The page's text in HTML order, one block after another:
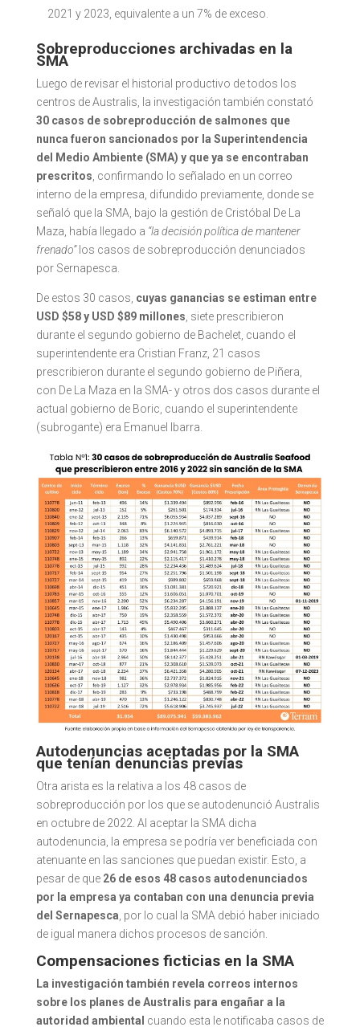
2021 y 2023, equivalente a un 7% de exceso.
Sobreproducciones archivadas en la
SMA
Luego de revisar el historial productivo de todos los
centros de Australis, la investigación también constató
30 casos de sobreproducción de salmones que
nunca fueron sancionados por la Superintendencia
del Medio Ambiente (SMA) y que ya se encontraban
prescritos , confirmando lo señalado en un correo
interno de la empresa, difundido previamente, donde se
señaló que la SMA, bajo la gestión de Cristóbal De La
Maza, había llegado a “la decisión política de mantener
frenado”los casos de sobreproducción denunciados
por Sernapesca.
De estos 30 casos, cuyas ganancias se estiman entre
USD $58 y USD $89 millones , siete prescribieron
durante el segundo gobierno de Bachelet, cuando el
superintendente era Cristian Franz, 21 casos
prescribieron durante el segundo gobierno de Piñera,
con De La Maza en la SMA- y otros dos casos durante el
actual gobierno de Boric, cuando el superintendente
(subrogante) era Emanuel Ibarra.
Autodenuncias aceptadas por la SMA
que tenían denuncias previas
Otra arista es la relativa a los 48 casos de
sobreproducción por los que se autodenunció Australis
en octubre de 2022. Al aceptar la SMA dicha
autodenuncia, la empresa se podría ver beneficiada con
atenuante en las sanciones que puedan existir. Esto, a
pesar de que 26 de esos 48 casos autodenunciados
por la empresa ya contaban con una denuncia previa
del Sernapesca, por lo cual la SMA debió haber iniciado
de igual manera dichos procesos de sanción.
Compensaciones ficticias en la SMA
La investigación también revela correos internos
sobre los planes de Australis para engañar a la
autoridad ambiental cuando esta le notificaba casos de